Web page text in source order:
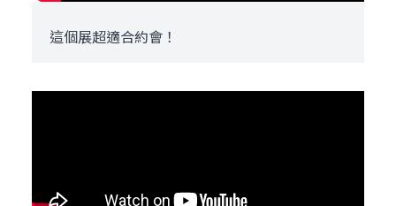
這個展超適合約會！